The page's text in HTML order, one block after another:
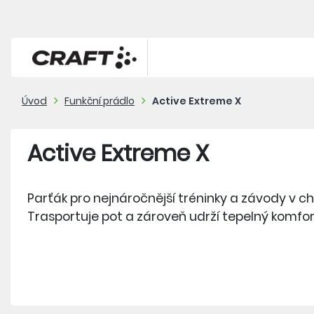
Úvod Funkční prádlo Active Extreme X
Active Extreme X
Parťák pro nejnáročnější tréninky a závody v
Trasportuje pot a zároveň udrží tepelný